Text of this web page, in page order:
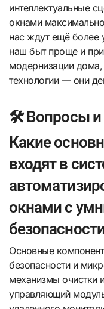
интеллектуальные
окнами
нас ждут ещё более
наш быт проще и
модернизации дома,
технологии — они
🛠️ Вопросы и
Какие
входят в
окнами с
Основные
безопасности и
механизмы очистки
управляющий